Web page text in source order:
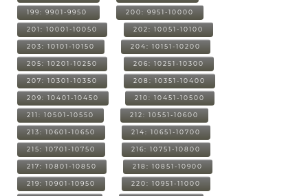
199: 9901-9950 200: 9951-10000
201: 10001-10050 202: 10051-10100
203: 10101-10150 204: 10151-10200
205: 10201-10250 206: 10251-10300
207: 10301-10350 208: 10351-10400
209: 10401-10450 210: 10451-10500
211: 10501-10550 212: 10551-10600
213: 10601-10650 214: 10651-10700
215: 10701-10750 216: 10751-10800
217: 10801-10850 218: 10851-10900
219: 10901-10950 220: 10951-11000